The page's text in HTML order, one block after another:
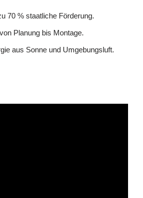
70 % staatliche Förderung.
Planung bis Montage.
aus Sonne und Umgebungsluft.